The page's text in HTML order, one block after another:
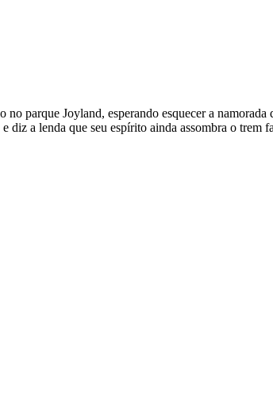
parque Joyland, esperando esquecer a
a lenda que seu espírito ainda assombra o trem